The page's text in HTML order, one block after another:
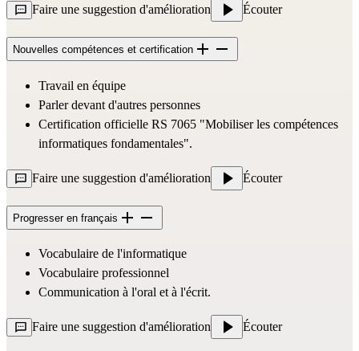
Faire une suggestion d'amélioration Écouter
Nouvelles compétences et certification
Travail en équipe
Parler devant d'autres personnes
Certification officielle RS 7065 "Mobiliser les compétences
informatiques fondamentales".
Faire une suggestion d'amélioration Écouter
Progresser en français
Vocabulaire de l'informatique
Vocabulaire professionnel
Communication à l'oral et à l'écrit.
Faire une suggestion d'amélioration Écouter